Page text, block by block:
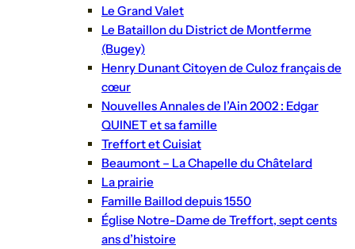
Le Grand Valet
Le Bataillon du District de Montferme
(Bugey)
Henry Dunant Citoyen de Culoz français de
cœur
Nouvelles Annales de l’Ain 2002 : Edgar
QUINET et sa famille
Treffort et Cuisiat
Beaumont – La Chapelle du Châtelard
La prairie
Famille Baillod depuis 1550
Église Notre-Dame de Treffort, sept cents
ans d’histoire